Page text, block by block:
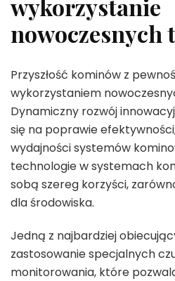
wykorzystanie
nowoczesnych
Przyszłość kominów z
wykorzystaniem
Dynamiczny rozwój
się na poprawie
wydajności systemów
technologie w systemach
sobą szereg korzyści,
dla środowiska.
Jedną z najbardziej
zastosowanie specjalnych
monitorowania, które